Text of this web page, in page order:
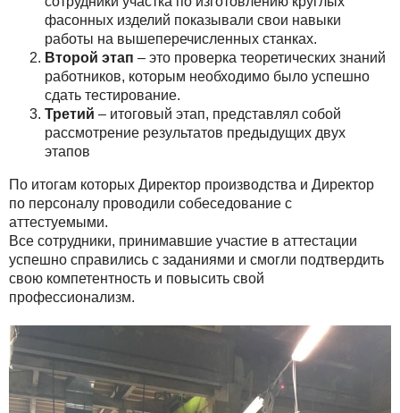
фасонных изделий показывали свои навыки
работы на вышеперечисленных станках.
Второй этап – это проверка теоретических знаний
работников, которым необходимо было успешно
сдать тестирование.
Третий – итоговый этап, представлял собой
рассмотрение результатов предыдущих двух
этапов
По итогам которых Директор производства и Директор
по персоналу проводили собеседование с
аттестуемыми.
Все сотрудники, принимавшие участие в аттестации
успешно справились с заданиями и смогли подтвердить
свою компетентность и повысить свой
профессионализм.